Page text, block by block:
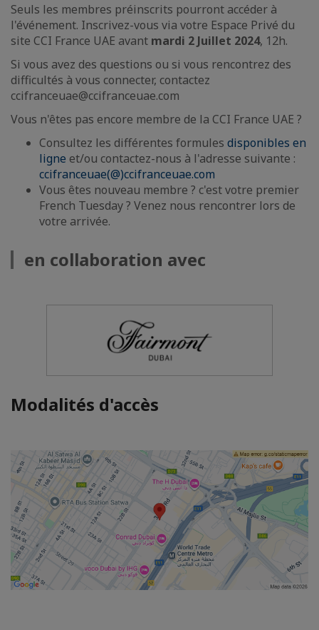
Seuls les membres préinscrits pourront accéder à
l'événement. Inscrivez-vous via votre Espace Privé du
site CCI France UAE avant mardi 2 Juillet 2024, 12h.
Si vous avez des questions ou si vous rencontrez des
difficultés à vous connecter, contactez
ccifranceuae@ccifranceuae.com
Vous n'êtes pas encore membre de la CCI France UAE ?
Consultez les différentes formules disponibles en
ligne et/ou contactez-nous à l'adresse suivante :
ccifranceuae(@)ccifranceuae.com
Vous êtes nouveau membre ? c'est votre premier
French Tuesday ? Venez nous rencontrer lors de
votre arrivée.
en collaboration avec
Modalités d'accès